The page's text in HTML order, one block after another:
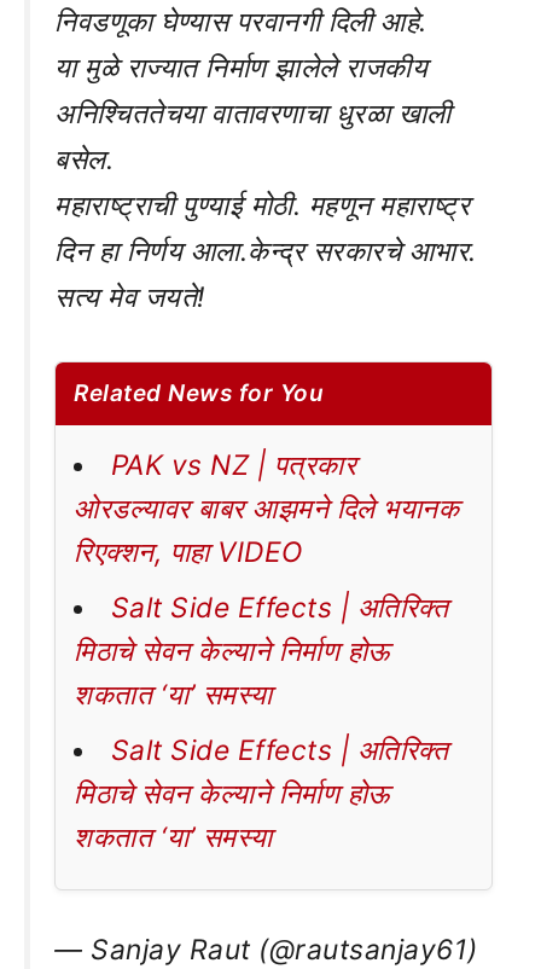
निवडणूका घेण्यास परवानगी दिली आहे.
या मुळे राज्यात निर्माण झालेले राजकीय
अनिश्चिततेचया वातावरणाचा धुरळा खाली
बसेल.
महाराष्ट्राची पुण्याई मोठी. महणून महाराष्ट्र
दिन हा निर्णय आला.केन्द्र सरकारचे आभार.
सत्य मेव जयते!
Related News for You
PAK vs NZ | पत्रकार
ओरडल्यावर बाबर आझमने दिले भयानक
रिएक्शन, पाहा VIDEO
Salt Side Effects | अतिरिक्त
मिठाचे सेवन केल्याने निर्माण होऊ
शकतात ‘या’ समस्या
Salt Side Effects | अतिरिक्त
मिठाचे सेवन केल्याने निर्माण होऊ
शकतात ‘या’ समस्या
— Sanjay Raut (@rautsanjay61)